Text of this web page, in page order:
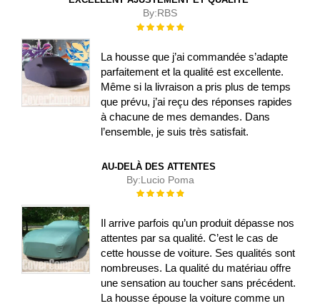
By:RBS
Évaluation :
La housse que j’ai commandée s’adapte
parfaitement et la qualité est excellente.
Même si la livraison a pris plus de temps
que prévu, j’ai reçu des réponses rapides
à chacune de mes demandes. Dans
l’ensemble, je suis très satisfait.
AU-DELÀ DES ATTENTES
By:Lucio Poma
Évaluation :
Il arrive parfois qu’un produit dépasse nos
attentes par sa qualité. C’est le cas de
cette housse de voiture. Ses qualités sont
nombreuses. La qualité du matériau offre
une sensation au toucher sans précédent.
La housse épouse la voiture comme un